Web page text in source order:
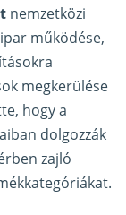
nemzetközi
működése,
megkerülése
hogy a
dolgozzák
zajló